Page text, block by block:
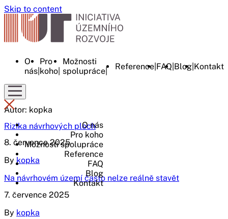
Skip to content
O
nás
Pro
koho
Možnosti
spolupráce
Reference FAQ Blog Kontakt
O nás
Pro koho
Možnosti spolupráce
Reference
FAQ
Blog
Kontakt
Autor: kopka
Rizika návrhových ploch
8. července 2025
By kopka
Na návrhovém území často nelze reálně stavět
7. července 2025
By kopka